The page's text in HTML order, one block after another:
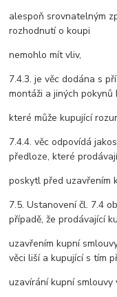
alespoň srovnatelným
rozhodnutí o koupi
nemohlo mít vliv,
7.4.3. je věc dodána s
montáži a jiných pokynů
které může kupující
7.4.4. věc odpovídá
předloze, které
poskytl před uzavřením
7.5. Ustanovení čl. 7.4
případě, že prodávající
uzavřením kupní
věci liší a kupující s tím
uzavírání kupní smlouvy